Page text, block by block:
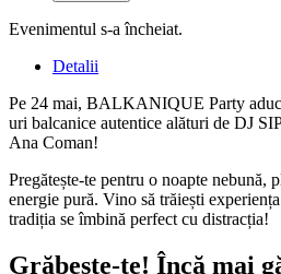
Evenimentul s-a încheiat.
Detalii
Pe 24 mai, BALKANIQUE Party
uri balcanice autentice alături de DJ
Ana Coman!
Pregătește-te pentru o noapte nebună,
energie pură. Vino să trăiești
tradiția se îmbină perfect cu distracția!
Grăbește-te! Încă mai